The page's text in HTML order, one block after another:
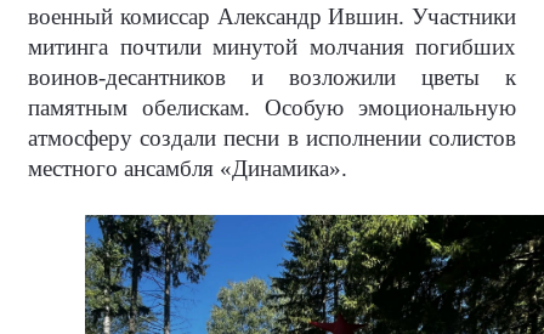
военный комиссар Александр Ившин. Участники
митинга почтили минутой молчания погибших
воинов-десантников и возложили цветы к
памятным обелискам. Особую эмоциональную
атмосферу создали песни в исполнении солистов
местного ансамбля «Динамика».